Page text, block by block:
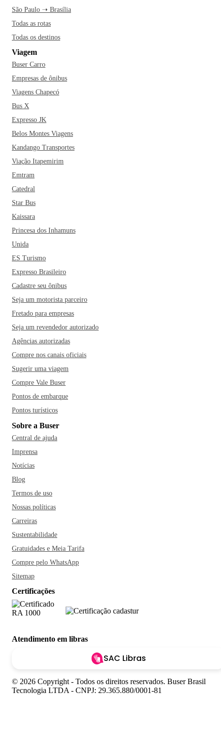
São Paulo ➝ Brasília
Todas as rotas
Todas os destinos
Viagem
Buser Carro
Empresas de ônibus
Viagens Chapecó
Bus X
Expresso JK
Belos Montes Viagens
Kandango Transportes
Viação Itapemirim
Emtram
Catedral
Star Bus
Kaissara
Princesa dos Inhamuns
Unida
ES Turismo
Expresso Brasileiro
Cadastre seu ônibus
Seja um motorista parceiro
Fretado para empresas
Seja um revendedor autorizado
Agências autorizadas
Compre nos canais oficiais
Sugerir uma viagem
Compre Vale Buser
Pontos de embarque
Pontos turísticos
Sobre a Buser
Central de ajuda
Imprensa
Notícias
Blog
Termos de uso
Nossas políticas
Carreiras
Sustentabilidade
Gratuidades e Meia Tarifa
Compre pelo WhatsApp
Sitemap
Certificações
Atendimento em libras
SAC Libras
© 2026 Copyright - Todos os direitos reservados. Buser Brasil
Tecnologia LTDA - CNPJ: 29.365.880/0001-81